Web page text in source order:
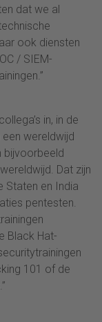
dat we al
ook diensten
/ SIEM-
in, in de
wereldwijd
bijvoorbeeld
Dat zijn
Staten en India
pentesten.
Black Hat-
101 of de